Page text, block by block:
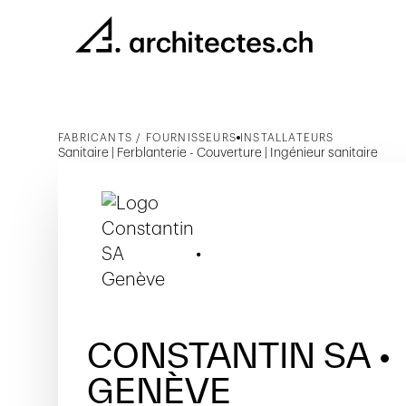
FABRICANTS / FOURNISSEURS INSTALLATEURS
Sanitaire | Ferblanterie - Couverture | Ingénieur sanitaire
CONSTANTIN SA •
GENÈVE